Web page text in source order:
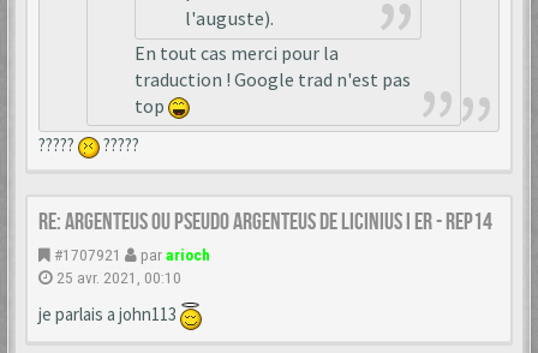
l'auguste).
En tout cas merci pour la
traduction ! Google trad n'est pas
top
????? ?????
Re: Argenteus ou pseudo argenteus de LICINIUS I er - REP14
#1707921 pararioch
25 avr. 2021, 00:10
je parlais a john113